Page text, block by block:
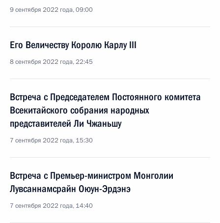
9 сентября 2022 года, 09:00
Его Величеству Королю Карлу III
8 сентября 2022 года, 22:45
Встреча с Председателем Постоянного комитета
Всекитайского собрания народных
представителей Ли Чжаньшу
7 сентября 2022 года, 15:30
Встреча с Премьер-министром Монголии
Лувсаннамсрайн Оюун-Эрдэнэ
7 сентября 2022 года, 14:40